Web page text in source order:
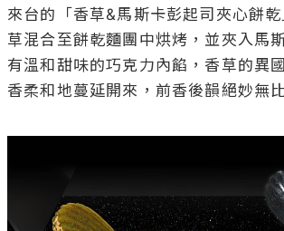
來台的「香草&馬斯卡彭起司夾心餅
草混合至餅乾麵團中烘烤，並夾入馬
有溫和甜味的巧克力內餡，香草的異
香柔和地蔓延開來，前香後韻絕妙無比